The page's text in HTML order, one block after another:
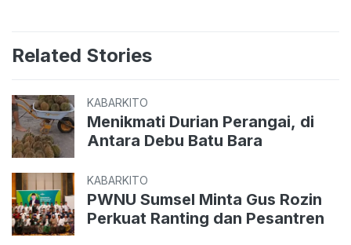
Related Stories
KABARKITO
Menikmati Durian Perangai, di
Antara Debu Batu Bara
KABARKITO
PWNU Sumsel Minta Gus Rozin
Perkuat Ranting dan Pesantren